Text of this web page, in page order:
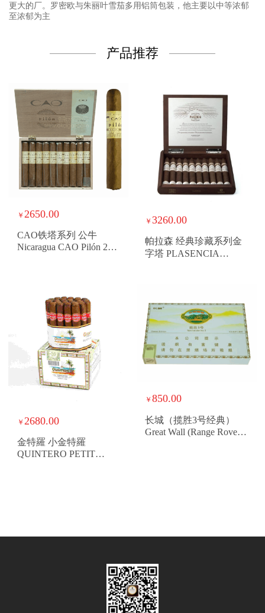
更大的厂。罗密欧与朱丽叶雪茄多用铝筒包装，他主要以中等浓郁
至浓郁为主
产品推荐
￥ 2650.00
CAO铁塔系列 公牛
Nicaragua CAO Pilón 20
￥ 3260.00
帕拉森 经典珍藏系列金
字塔 PLASENCIA
￥ 2680.00
金特羅 小金特羅
QUINTERO PETIT
￥ 850.00
长城（揽胜3号经典）
Great Wall (Range Rover 3